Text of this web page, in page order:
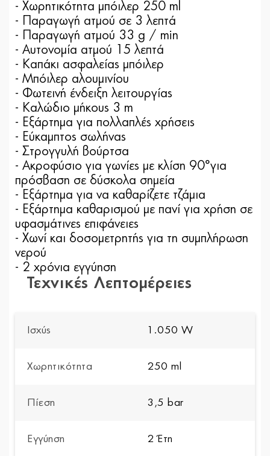
- Χωρητικότητα μπόιλερ 250 ml
- Παραγωγή ατμού σε 3 λεπτά
- Παραγωγή ατμού 33 g / min
- Αυτονομία ατμού 15 λεπτά
- Καπάκι ασφαλείας μπόιλερ
- Μπόιλερ αλουμινίου
- Φωτεινή ένδειξη λειτουργίας
- Καλώδιο μήκους 3 m
- Εξάρτημα για πολλαπλές χρήσεις
- Εύκαμπτος σωλήνας
- Στρογγυλή βούρτσα
- Ακροφύσιο για γωνίες με κλίση 90°για
πρόσβαση σε δύσκολα σημεία
- Εξάρτημα για να καθαρίζετε τζάμια
- Εξάρτημα καθαρισμού με πανί για χρήση σε
υφασμάτινες επιφάνειες
- Χωνί και δοσομετρητής για τη συμπλήρωση
νερού
- 2 χρόνια εγγύηση
Τεχνικές Λεπτομέρειες
Ισχύς 1.050 W
Χωρητικότητα 250 ml
Πίεση 3,5 bar
Εγγύηση 2 Έτη